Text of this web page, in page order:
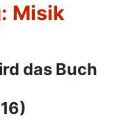
Misik
das Buch